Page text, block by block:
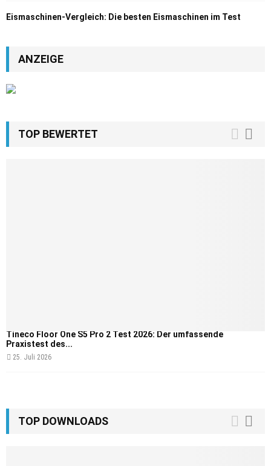
Eismaschinen-Vergleich: Die besten Eismaschinen im Test
ANZEIGE
TOP BEWERTET
Tineco Floor One S5 Pro 2 Test 2026: Der umfassende
Praxistest des...
25. Juli 2026
TOP DOWNLOADS